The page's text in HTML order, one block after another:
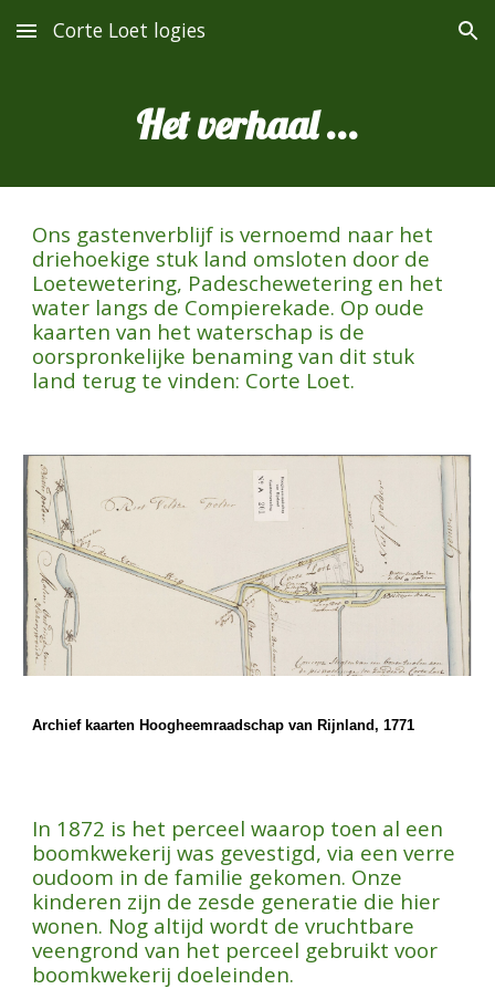
Skip to main content Skip to navigation
Corte Loet logies
Het verhaal ...
Ons gastenverblijf is vernoemd naar het
driehoekige stuk land omsloten door de
Loetewetering, Padeschewetering en het
water langs de Compierekade. Op oude
kaarten van het waterschap is de
oorspronkelijke benaming van dit stuk
land terug te vinden: Corte Loet.
Archief kaarten Hoogheemraadschap van Rijnland, 1771
In 1872 is het perceel waarop toen al een
boomkwekerij was gevestigd, via een verre
oudoom in de familie gekomen. Onze
kinderen zijn de zesde generatie die hier
wonen. Nog altijd wordt de vruchtbare
veengrond van het perceel gebruikt voor
boomkwekerij doeleinden.